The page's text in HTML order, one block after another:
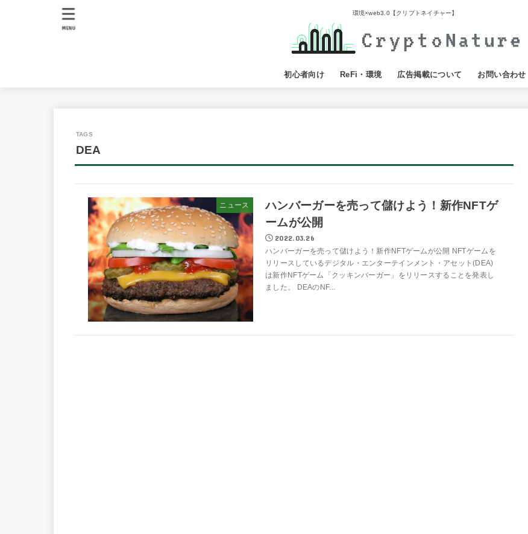
環境×web3.0【クリプトネイチャー】
初心者向け ReFi・環境 広告掲載について お問い合わせ
MENU
DEA
ニュース
ハンバーガーを売って儲けよう！新作NFTゲ
ームが公開
2022.03.26
ハンバーガーを売って儲けよう！新作NFTゲームが公開 NFTゲームを
リリースしているデジタル・エンターテインメント・アセット(DEA)
は新作NFTゲーム「クッキンバーガー」をリリースすることを発表し
ました。 DEAのNF...